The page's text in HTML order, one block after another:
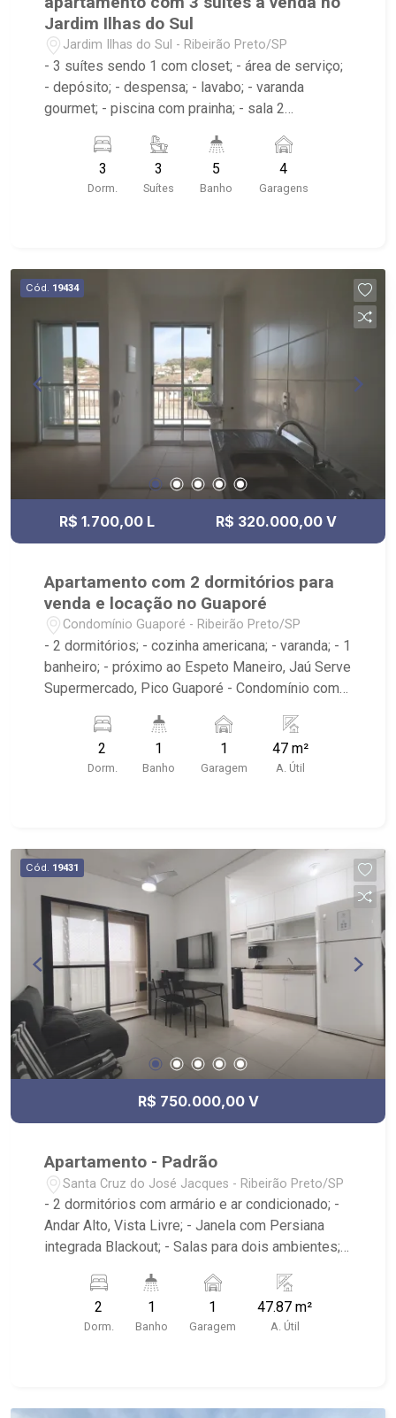
Jardim Ilhas do Sul
Jardim Ilhas do Sul - Ribeirão Preto/SP
- 3 suítes sendo 1 com closet; - área de serviço;
- depósito; - despensa; - lavabo; - varanda
gourmet; - piscina com prainha; - sala 2
- próximo ao Museu da Gula, Go Coffee Olhos d`
água, Praça Doutor Luiz Antonio Passini Rossi
3
Dorm.
3
Suítes
5
Banho
4
Garagens
Cód. 19434
R$ 1.700,00 L R$ 320.000,00 V
Apartamento com 2 dormitórios para
venda e locação no Guaporé
Condomínio Guaporé - Ribeirão Preto/SP
- 2 dormitórios; - cozinha americana; - varanda; - 1
banheiro; - próximo ao Espeto Maneiro, Jaú Serve
Supermercado, Pico Guaporé - Condomínio com
área de churrasco e salão de festa
2
Dorm.
1
Banho
1
Garagem
47 m²
A. Útil
Cód. 19431
R$ 750.000,00 V
Apartamento - Padrão
Santa Cruz do José Jacques - Ribeirão Preto/SP
- 2 dormitórios com armário e ar condicionado; -
Andar Alto, Vista Livre; - Janela com Persiana
integrada Blackout; - Salas para dois ambientes; -
Gourmet; - Iluminação; - Box em Vidro; - 1 vaga.
Condomínio: - Piscina Borda Infinita (adulto com
raia e infantil) com Vestiários; - Spa com Sauna; -
2
Dorm.
1
Banho
1
Garagem
47.87 m²
A. Útil